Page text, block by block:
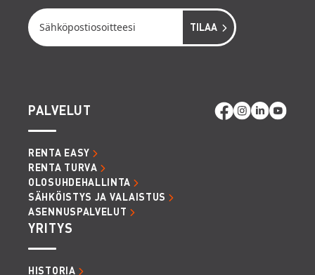
PALVELUT
RENTA EASY
RENTA TURVA
OLOSUHDEHALLINTA
SÄHKÖISTYS JA VALAISTUS
ASENNUSPALVELUT
YRITYS
HISTORIA